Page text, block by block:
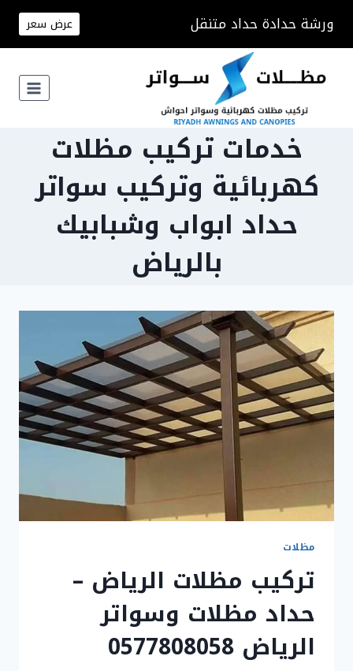
المحتوى
ورشة حدادة حداد متنقل عرض سعر
خدمات تركيب مظلات
كهربائية وتركيب سواتر
حداد ابواب وشبابيك
بالرياض
مظلات
تركيب مظلات الرياض –
حداد مظلات وسواتر
الرياض 0577808058